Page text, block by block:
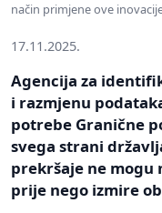
način primjene ove
17.11.2025.
Agencija za
i razmjenu
potrebe Granične
svega strani
prekršaje ne mogu
prije nego izmire